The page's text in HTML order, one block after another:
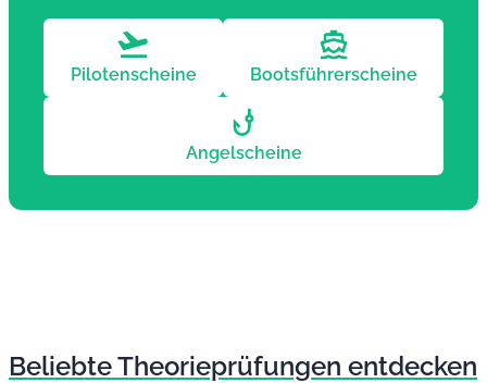
Pilotenscheine Bootsführerscheine
Angelscheine
Beliebte Theorieprüfungen entdecken